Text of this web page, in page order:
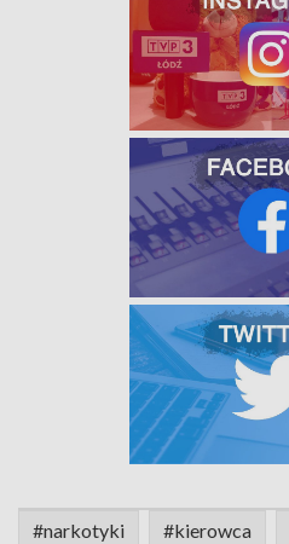
#narkotyki #kierowca